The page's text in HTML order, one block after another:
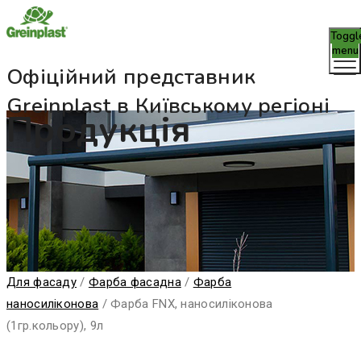
Офіційний представник
Greinplast в Київському регіоні
menu
Продукція
Для фасаду / Фарба фасадна/ Фарба
наносиліконова /Фарба FNX, наносиліконова
(1гр.кольору), 9л